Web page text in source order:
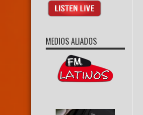
MEDIOS ALIADOS